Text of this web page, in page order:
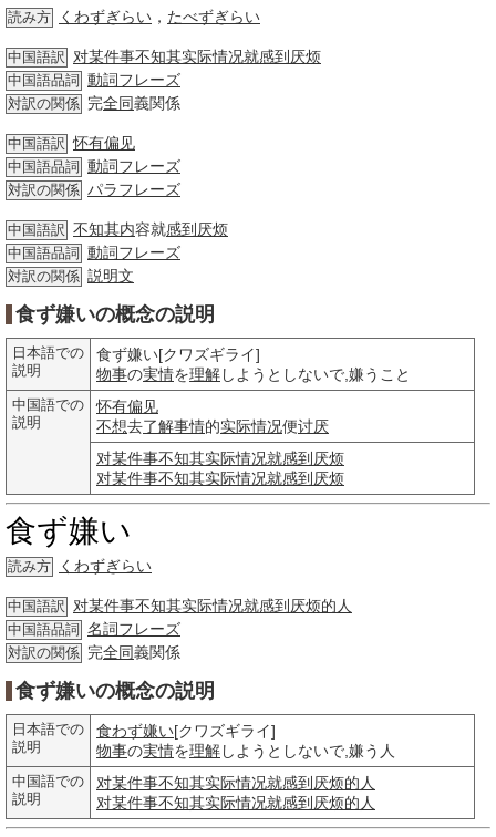
読み方 くわずぎらい ， たべずぎらい
中国語訳 对某件事不知其实际情况就感到厌烦
中国語品詞 動詞フレーズ
対訳の関係 完全同義関係
中国語訳 怀有偏见
中国語品詞 動詞フレーズ
対訳の関係 パラフレーズ
中国語訳 不知其内容就感到 厌烦
中国語品詞 動詞フレーズ
対訳の関係 説明文
食ず嫌いの概念の説明
日本語での
説明
食ず嫌い[クワズギライ]
物事の実情を理解しようとしないで,嫌うこと
中国語での
説明
怀有偏见
不想去了解事情的实际情况便讨厌
对某件事不知其实际情况就感到厌烦
对某件事不知其实际情况就感到厌烦
食ず嫌い
読み方 くわずぎらい
中国語訳 对某件事不知其实际情况就感到厌烦的人
中国語品詞 名詞フレーズ
対訳の関係 完全同義関係
食ず嫌いの概念の説明
日本語での
説明
食わず嫌い[クワズギライ]
物事の実情を理解しようとしないで,嫌う人
中国語での
説明
对某件事不知其实际情况就感到厌烦的人
对某件事不知其实际情况就感到厌烦的人